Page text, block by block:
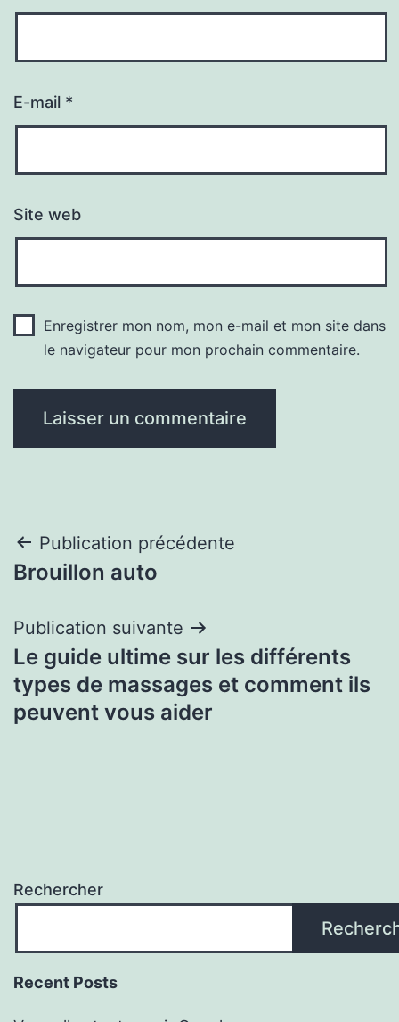
E-mail *
Site web
Enregistrer mon nom, mon e-mail et mon site dans
le navigateur pour mon prochain commentaire.
Navigation
de
l’article
Publication précédente
Brouillon auto
Publication suivante
Le guide ultime sur les différents
types de massages et comment ils
peuvent vous aider
Rechercher
Recent Posts